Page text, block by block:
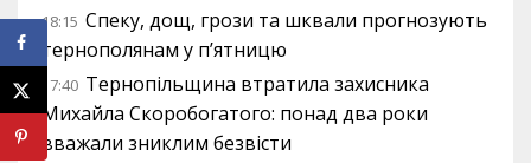
18:15 Спеку, дощ, грози та шквали прогнозують
тернополянам у п’ятницю
17:40 Тернопільщина втратила захисника
Михайла Скоробогатого: понад два роки
вважали зниклим безвісти